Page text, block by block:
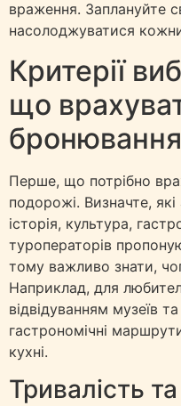
враження. Заплануйте
насолоджуватися
Критерії
що
Перше, що потрібно
подорожі. Визначте,
історія, культура,
туроператорів
тому важливо знати,
Наприклад, для
відвідуванням музеїв
гастрономічні
кухні.
Тривалість